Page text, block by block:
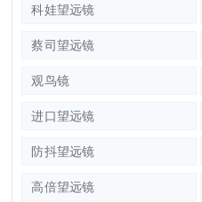
科娃望远镜
蔡司望远镜
观鸟镜
进口望远镜
防抖望远镜
高倍望远镜